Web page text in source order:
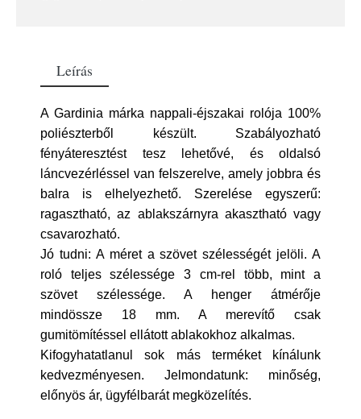
Leírás
A Gardinia márka nappali-éjszakai rolója 100%
poliészterből készült. Szabályozható
fényáteresztést tesz lehetővé, és oldalsó
láncvezérléssel van felszerelve, amely jobbra és
balra is elhelyezhető. Szerelése egyszerű:
ragasztható, az ablakszárnyra akasztható vagy
csavarozható.
Jó tudni: A méret a szövet szélességét jelöli. A
roló teljes szélessége 3 cm-rel több, mint a
szövet szélessége. A henger átmérője
mindössze 18 mm. A merevítő csak
gumitömítéssel ellátott ablakokhoz alkalmas.
Kifogyhatatlanul sok más terméket kínálunk
kedvezményesen. Jelmondatunk: minőség,
előnyös ár, ügyfélbarát megközelítés.